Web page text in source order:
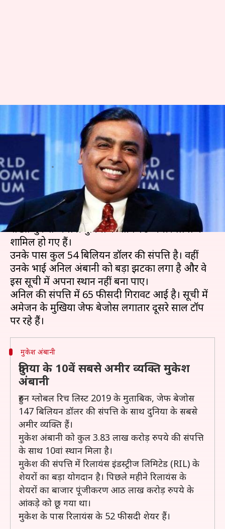
दुनिया के 10 सबसे अमीर लोगों में
शामिल हुए मुकेश अंबानी, जानिये
कितनी है उनकी संपत्ति
लेखन प्रमोद कुमार Feb 27, 2019 12:37 pm
क्या है खबर?
रिलायंस इंडस्ट्रीज के प्रमुख और भारत के सबसे अमीर
शख्स मुकेश अंबानी दुनिया के शीर्ष 10 अमीर लोगों में
शामिल हो गए हैं।
उनके पास कुल 54 बिलियन डॉलर की संपत्ति है। वहीं
उनके भाई अनिल अंबानी को बड़ा झटका लगा है और वे
इस सूची में अपना स्थान नहीं बना पाए।
अनिल की संपत्ति में 65 फीसदी गिरावट आई है। सूची में
अमेजन के मुखिया जेफ बेजोस लगातार दूसरे साल टॉप
मुकेश अंबानी
दुनिया के 10वें सबसे अमीर व्यक्ति मुकेश
अंबानी
हुरुन ग्लोबल रिच लिस्ट 2019 के मुताबिक, जेफ बेजोस
147 बिलियन डॉलर की संपत्ति के साथ दुनिया के सबसे
अमीर व्यक्ति हैं।
मुकेश अंबानी को कुल 3.83 लाख करोड़ रुपये की संपत्ति
के साथ 10वां स्थान मिला है।
मुकेश की संपत्ति में रिलायंस इंडस्ट्रीज लिमिटेड (RIL) के
शेयरों का बड़ा योगदान है। पिछले महीने रिलायंस के
शेयरों का बाजार पूंजीकरण आठ लाख करोड़ रुपये के
आंकड़े को छू गया था।
मुकेश के पास रिलायंस के 52 फीसदी शेयर हैं।